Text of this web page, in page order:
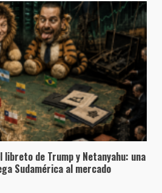
libreto de Trump y Netanyahu: una
Sudamérica al mercado